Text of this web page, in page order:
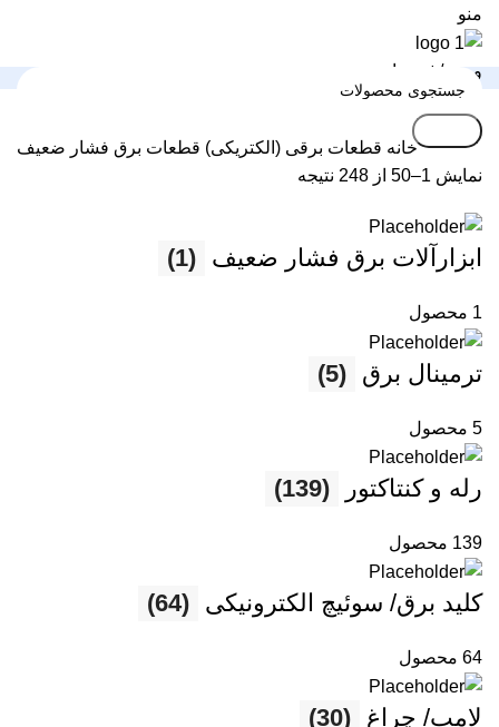
منو
ورود / ثبت نام
خانه قطعات برقی (الکتریکی) قطعات برق فشار ضعیف
نمایش 1–50 از 248 نتیجه
ابزارآلات برق فشار ضعیف (1)
1 محصول
ترمینال برق (5)
5 محصول
رله و کنتاکتور (139)
139 محصول
کلید برق/ سوئیچ الکترونیکی (64)
64 محصول
لامپ/ چراغ (30)